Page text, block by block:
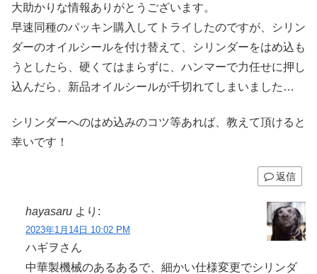
大助かりな情報ありがとうございます。
早速同種のパッキン購入してトライしたのですが、シリン
ダーのオイルシールを付け替えて、シリンダーをはめ込も
うとしたら、硬くてはまらずに、ハンマーで力任せに押し
込んだら、新品オイルシールが千切れてしまいました…
シリンダーへのはめ込みのコツ等あれば、教えて頂けると
幸いです！
返信
hayasaru より:
2023年1月14日 10:02 PM
ハギヲさん
中華製機械のあるあるで、細かい仕様変更でシリンダ